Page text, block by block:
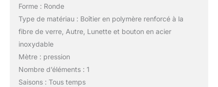
Forme : Ronde
Type de matériau : Boîtier en polymère renforcé à la
fibre de verre, Autre, Lunette et bouton en acier
inoxydable
Mètre : pression
Nombre d’éléments : 1
Saisons : Tous temps